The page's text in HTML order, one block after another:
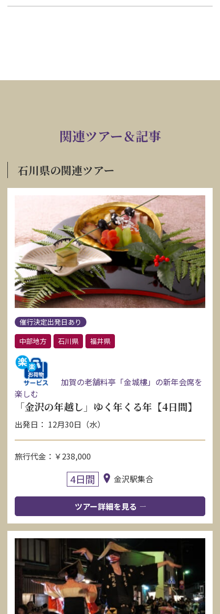
関連ツアー＆記事
石川県の関連ツアー
催行決定出発日あり
中部地方
石川県 福井県
加賀の老舗料亭「金城樓」の新年会席を
楽しむ
「金沢の年越し」ゆく年くる年【4日間】
出発日： 12月30日（水）
旅行代金：￥238,000
4日間 金沢駅集合
ツアー詳細を見る